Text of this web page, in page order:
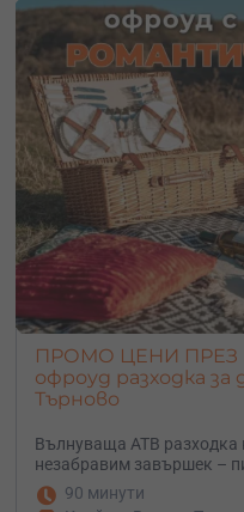
ПРОМО ЦЕНИ ПРЕЗ
офроуд разходка за
Търново
Вълнуваща АТВ разходка
незабравим завършек –
90 минути